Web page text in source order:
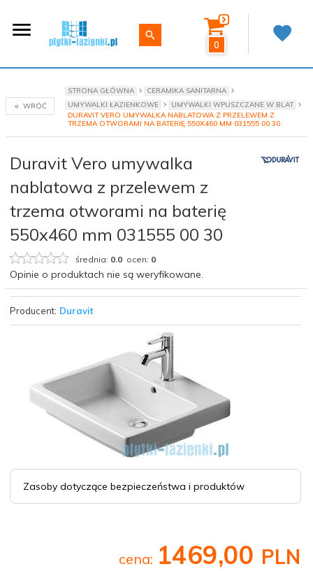
0
WRÓĆ
STRONA GŁÓWNA
CERAMIKA SANITARNA
UMYWALKI ŁAZIENKOWE
UMYWALKI WPUSZCZANE W BLAT
DURAVIT VERO UMYWALKA NABLATOWA Z PRZELEWEM Z
TRZEMA OTWORAMI NA BATERIĘ 550X460 MM 031555 00 30
Producent: Duravit
Zasoby dotyczące bezpieczeństwa i produktów
Duravit Vero umywalka
nablatowa z przelewem z
trzema otworami na baterię
550x460 mm 031555 00 30
średnia: 0.0 ocen: 0
Opinie o produktach nie są weryfikowane.
cena: 1469,00 PLN